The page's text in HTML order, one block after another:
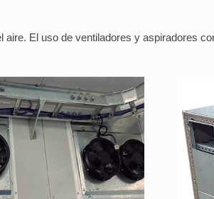
El uso de ventiladores y aspiradores